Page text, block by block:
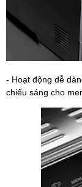
- Hoạt động dễ
chiếu sáng cho